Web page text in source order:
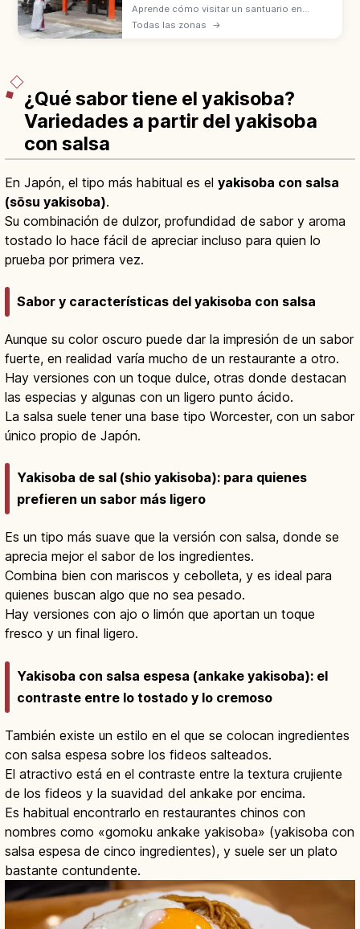
Normas
Aprende cómo visitar un santuario en
Japón: significado, pasos básicos y
Todas las zonas →
¿Qué sabor tiene el yakisoba?
Variedades a partir del yakisoba
con salsa
En Japón, el tipo más habitual es el yakisoba con salsa
(sōsu yakisoba).
Su combinación de dulzor, profundidad de sabor y aroma
tostado lo hace fácil de apreciar incluso para quien lo
prueba por primera vez.
Sabor y características del yakisoba con salsa
Aunque su color oscuro puede dar la impresión de un sabor
fuerte, en realidad varía mucho de un restaurante a otro.
Hay versiones con un toque dulce, otras donde destacan
las especias y algunas con un ligero punto ácido.
La salsa suele tener una base tipo Worcester, con un sabor
único propio de Japón.
Yakisoba de sal (shio yakisoba): para quienes
prefieren un sabor más ligero
Es un tipo más suave que la versión con salsa, donde se
aprecia mejor el sabor de los ingredientes.
Combina bien con mariscos y cebolleta, y es ideal para
quienes buscan algo que no sea pesado.
Hay versiones con ajo o limón que aportan un toque
fresco y un final ligero.
Yakisoba con salsa espesa (ankake yakisoba): el
contraste entre lo tostado y lo cremoso
También existe un estilo en el que se colocan ingredientes
con salsa espesa sobre los fideos salteados.
El atractivo está en el contraste entre la textura crujiente
de los fideos y la suavidad del ankake por encima.
Es habitual encontrarlo en restaurantes chinos con
nombres como «gomoku ankake yakisoba» (yakisoba con
salsa espesa de cinco ingredientes), y suele ser un plato
bastante contundente.